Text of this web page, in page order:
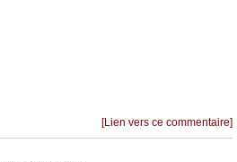
[Lien vers ce commentaire]